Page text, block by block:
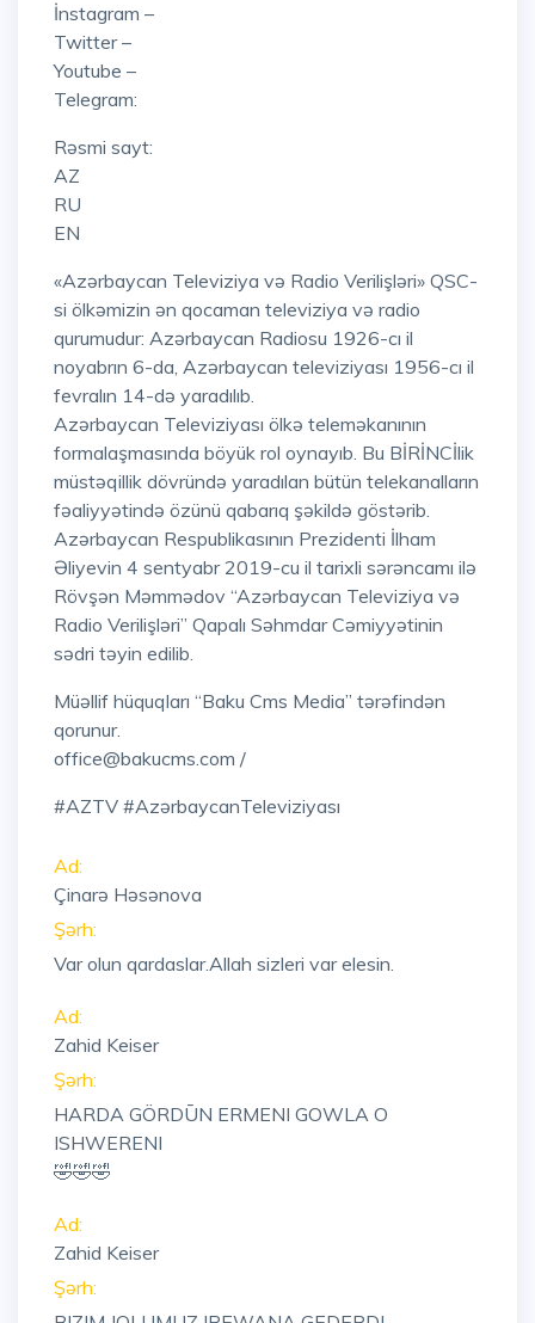
İnstagram –
Twitter –
Youtube –
Telegram:
Rəsmi sayt:
AZ
RU
EN
«Azərbaycan Televiziya və Radio Verilişləri» QSC-
si ölkəmizin ən qocaman televiziya və radio
qurumudur: Azərbaycan Radiosu 1926-cı il
noyabrın 6-da, Azərbaycan televiziyası 1956-cı il
fevralın 14-də yaradılıb.
Azərbaycan Televiziyası ölkə teleməkanının
formalaşmasında böyük rol oynayıb. Bu BİRİNCİlik
müstəqillik dövründə yaradılan bütün telekanalların
fəaliyyətində özünü qabarıq şəkildə göstərib.
Azərbaycan Respublikasının Prezidenti İlham
Əliyevin 4 sentyabr 2019-cu il tarixli sərəncamı ilə
Rövşən Məmmədov “Azərbaycan Televiziya və
Radio Verilişləri” Qapalı Səhmdar Cəmiyyətinin
sədri təyin edilib.
Müəllif hüquqları “Baku Cms Media” tərəfindən
qorunur.
office@bakucms.com /
#AZTV #AzərbaycanTeleviziyası
Ad:
Çinarə Həsənova
Şərh:
Var olun qardaslar.Allah sizleri var elesin.
Ad:
Zahid Keiser
Şərh:
HARDA GÖRDŪN ERMENI GOWLA O
ISHWERENI
🤣🤣🤣
Ad:
Zahid Keiser
Şərh: